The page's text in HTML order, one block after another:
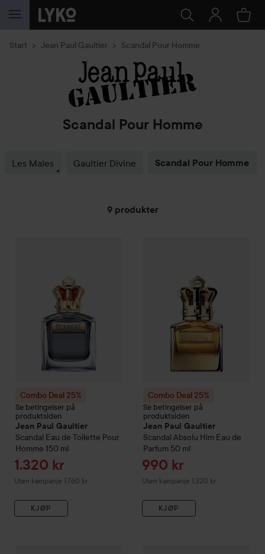
GÅ TIL INNHOLD
Start Jean Paul Gaultier Scandal Pour Homme
Scandal Pour Homme
Les Males Gaultier Divine Scandal Pour Homme
9 produkter
Combo Deal 25%
Se betingelser på
produktsiden
Jean Paul Gaultier
Scandal Eau de Toilette Pour
Homme 150 ml
Tilbudspris
1.320 kr
Uten kampanje 1.760 kr
KJØP
Combo Deal 25%
Se betingelser på
produktsiden
Jean Paul Gaultier
Scandal Absolu Him Eau de
Parfum 50 ml
Tilbudspris
990 kr
Uten kampanje 1.320 kr
KJØP